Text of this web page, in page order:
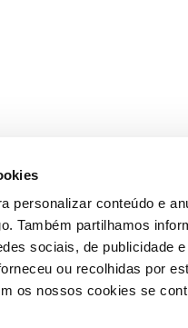
personalizar conteúdo e
Também partilhamos
sociais, de publicidade
ou recolhidas por
os nossos cookies se